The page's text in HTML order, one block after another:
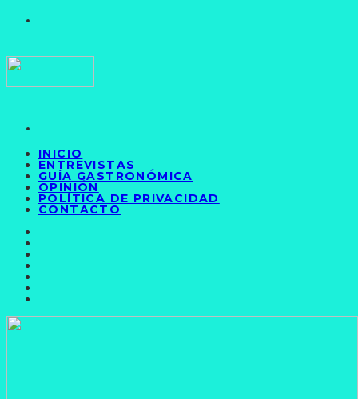
INICIO
ENTREVISTAS
GUÍA GASTRONÓMICA
OPINIÓN
POLÍTICA DE PRIVACIDAD
CONTACTO